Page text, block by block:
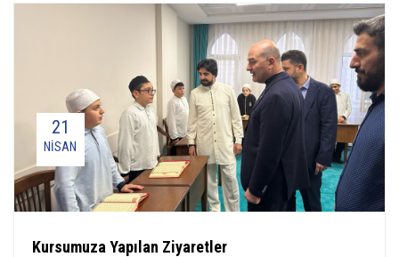
21
NISAN
Kursumuza Yapılan Ziyaretler